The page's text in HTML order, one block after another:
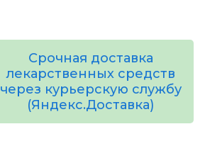
Срочная доставка
лекарственных средств
через курьерскую службу
(Яндекс.Доставка)